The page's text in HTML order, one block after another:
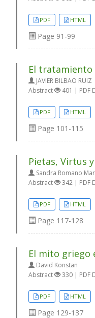
PDF HTML
Page 91-99
El tratamiento
JAVIER BILBAO RUIZ
Abstract
401 | PDF
PDF HTML
Page 101-115
Pietas, Virtus
Sandra Romano
Abstract
342 | PDF
PDF HTML
Page 117-128
El mito griego
David Konstan
Abstract
330 | PDF
PDF HTML
Page 129-137